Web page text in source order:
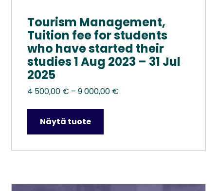
Tourism Management,
Tuition fee for students
who have started their
studies 1 Aug 2023 – 31 Jul
2025
4 500,00 € – 9 000,00 €Hintaluokka:
000,00 €
Näytä tuote